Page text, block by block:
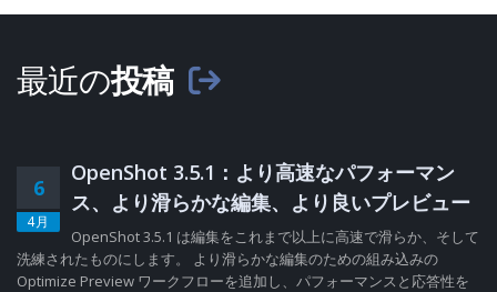
最近の投稿
6
4月
OpenShot 3.5.1：より高速なパフォーマン
ス、より滑らかな編集、より良いプレビュー
OpenShot 3.5.1 は編集をこれまで以上に高速で滑らか、そして
洗練されたものにします。 より滑らかな編集のための組み込みの
Optimize Preview ワークフローを追加し、パフォーマンスと応答性を